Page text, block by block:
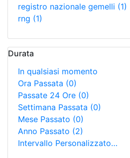
registro nazionale gemelli (1)
rng (1)
Durata
In qualsiasi momento
Ora Passata (0)
Passate 24 Ore (0)
Settimana Passata (0)
Mese Passato (0)
Anno Passato (2)
Intervallo Personalizzato…